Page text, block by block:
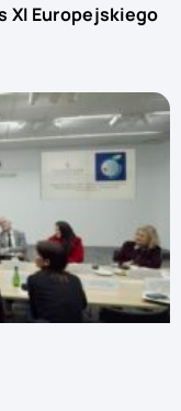
XI Europejskiego